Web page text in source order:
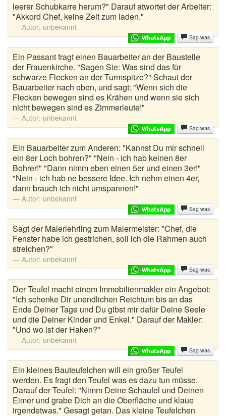
leerer Schubkarre herum?" Darauf atwortet der Arbeiter:
"Akkord Chef, keine Zeit zum laden."
Autor: unbekannt
Sag was
Ein Passant fragt einen Bauarbeiter an der Baustelle
der Frauenkirche. "Sagen Sie: Was sind das für
schwarze Flecken an der Turmspitze?" Schaut der
Bauarbeiter nach oben, und sagt: "Wenn sich die
Flecken bewegen sind es Krähen und wenn sie sich
nicht bewegen sind es Zimmerleute!"
Autor: unbekannt
Sag was
Ein Bauarbeiter zum Anderen: "Kannst Du mir schnell
ein 8er Loch bohren?" "Nein - ich hab keinen 8er
Bohrer!" "Dann nimm eben einen 5er und einen 3er!"
"Nein - ich hab ne bessere Idee. Ich nehm einen 4er,
dann brauch ich nicht umspannen!"
Autor: unbekannt
Sag was
Sagt der Malerlehrling zum Malermeister: "Chef, die
Fenster habe ich gestrichen, soll ich die Rahmen auch
streichen?"
Autor: unbekannt
Sag was
Der Teufel macht einem Immobilienmakler ein Angebot:
"Ich schenke Dir unendlichen Reichtum bis an das
Ende Deiner Tage und Du gibst mir dafür Deine Seele
und die Deiner Kinder und Enkel." Darauf der Makler:
"Und wo ist der Haken?"
Autor: unbekannt
Sag was
Ein kleines Bauteufelchen will ein großer Teufel
werden. Es fragt den Teufel was es dazu tun müsse.
Darauf der Teufel: "Nimm Deine Schaufel und Deinen
Eimer und grabe Dich an die Oberfläche und klaue
irgendetwas." Gesagt getan. Das kleine Teufelchen